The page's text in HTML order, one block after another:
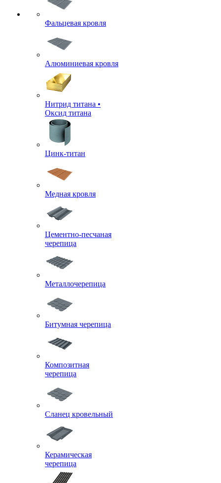
Фальцевая кровля
Алюминиевая кровля
Нитрид титана •
Оксид титана
Цинк-титан
Медная кровля
Цементно-песчаная
черепица
Металлочерепица
Битумная черепица
Композитная
черепица
Сланец кровельный
Керамическая
черепица